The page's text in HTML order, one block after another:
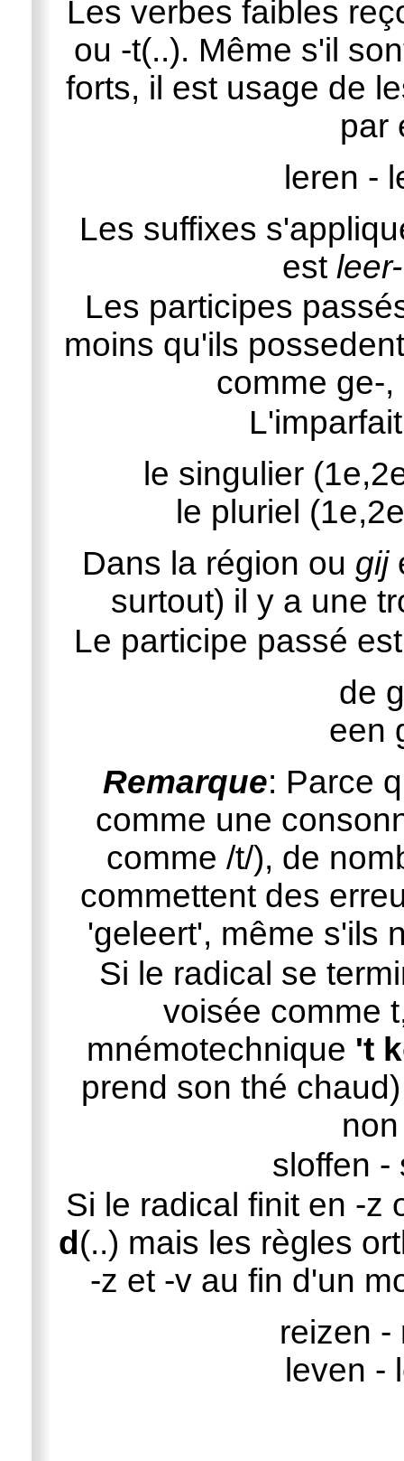
Les verbes faibles
ou -t(..). Même s'il
forts, il est usage de
par
leren -
Les suffixes
est leer-
Les participes
moins qu'ils
comme ge-
le singulier
le pluriel
Dans la région ou gij
surtout) il y a une
Le participe passé
de
een
Remarque: Parce
comme une
comme /t/), de
commettent des
'geleert', même s'ils
Si le radical se
voisée comme
mnémotechnique 't
prend son thé
sloffen -
Si le radical finit en -z
d(..) mais les règles
-z et -v au fin d'un
reizen -
leven -